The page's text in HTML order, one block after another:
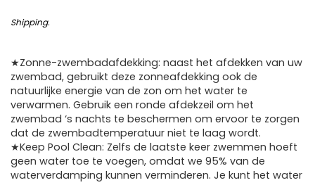
Shipping.
★Zonne-zwembadafdekking: naast het afdekken van uw
zwembad, gebruikt deze zonneafdekking ook de
natuurlijke energie van de zon om het water te
verwarmen. Gebruik een ronde afdekzeil om het
zwembad ‘s nachts te beschermen om ervoor te zorgen
dat de zwembadtemperatuur niet te laag wordt.
★Keep Pool Clean: Zelfs de laatste keer zwemmen hoeft
geen water toe te voegen, omdat we 95% van de
waterverdamping kunnen verminderen. Je kunt het water